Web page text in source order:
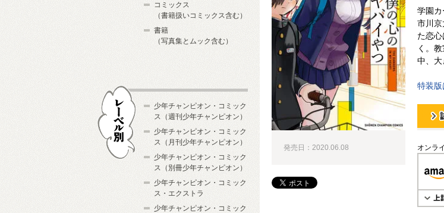
学園カ
市川京
た恋
く。
中、
特装版
オンラ
発売日：2020.06.08
コミックス
（書籍扱いコミックス含む）
書籍
（写真集とムック含む）
少年チャンピオン・コミック
ス（週刊少年チャンピオン）
少年チャンピオン・コミック
ス（月刊少年チャンピオン）
少年チャンピオン・コミック
ス（別冊少年チャンピオン）
少年チャンピオン・コミック
ス・エクストラ
少年チャンピオン・コミック